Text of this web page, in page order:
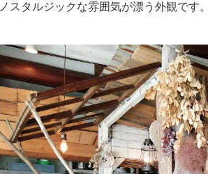
ノスタルジックな雰囲気が漂う外観です